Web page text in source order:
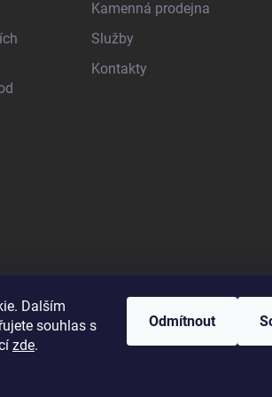
Dalším
souhlas s
zde.
Odmítnout
Kamenná prodejna
Služby
Kontakty